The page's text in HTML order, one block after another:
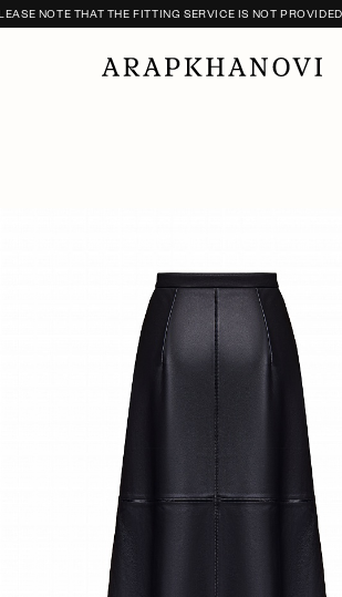
NOTE THAT THE FITTING SERVICE IS NOT